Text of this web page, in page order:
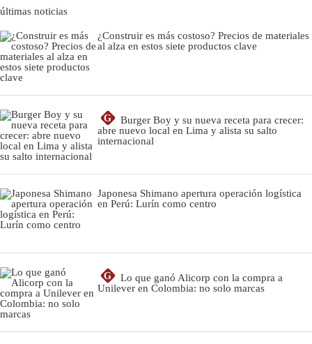
últimas noticias
¿Construir es más costoso? Precios de materiales
al alza en estos siete productos clave
G
Burger Boy y su nueva receta para crecer:
abre nuevo local en Lima y alista su salto
internacional
Japonesa Shimano apertura operación logística
en Perú: Lurín como centro
G
Lo que ganó Alicorp con la compra a
Unilever en Colombia: no solo marcas